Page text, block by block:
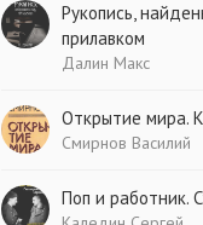
Рукопись,
прилавком
Далин Макс
Открытие мира.
Смирнов Василий
Поп и работник.